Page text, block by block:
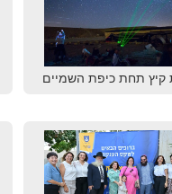
קיץ תחת כיפת השמיים